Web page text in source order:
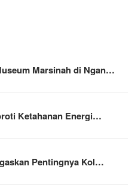
Marsinah di Ngan…
Ketahanan Energi…
Pentingnya Kol…